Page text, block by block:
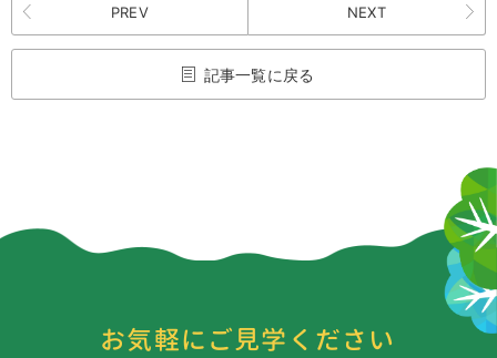
PREV NEXT
記事一覧に戻る
お気軽にご見学ください